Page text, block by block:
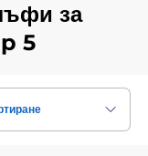
за
5